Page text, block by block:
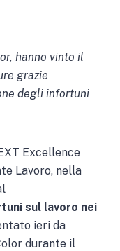
hanno vinto il
grazie
degli infortuni
Excellence
Lavoro, nella
sul lavoro nei
ieri da
durante il